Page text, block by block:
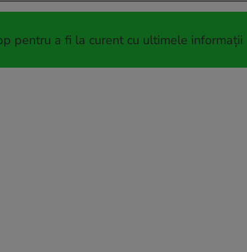
pentru a fi la curent cu ultimele informații